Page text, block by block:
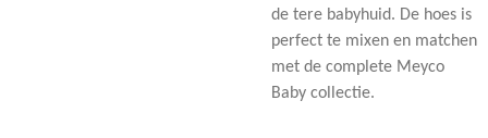
de tere babyhuid. De hoes is
perfect te mixen en matchen
met de complete Meyco
Baby collectie.